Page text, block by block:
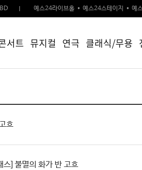
예스24라이브홀 예스24스테이지 예
서트 뮤지컬 연극 클래식/무용
흐
스] 불멸의 화가 반 고흐